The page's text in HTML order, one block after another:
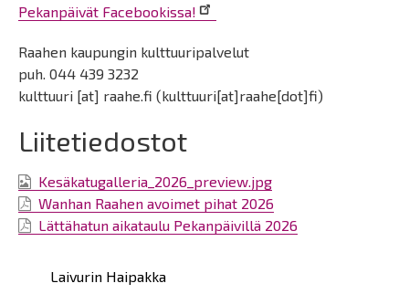
Päävalikko
Laivurin Haipakka
Pekanpäivät Facebookissa!
Raahen kaupungin kulttuuripalvelut
puh. 044 439 3232
kulttuuri [at] raahe.fi (kulttuuri[at]raahe[dot]fi)
Liitetiedostot
Kesäkatugalleria_2026_preview.jpg
Wanhan Raahen avoimet pihat 2026
Lättähatun aikataulu Pekanpäivillä 2026